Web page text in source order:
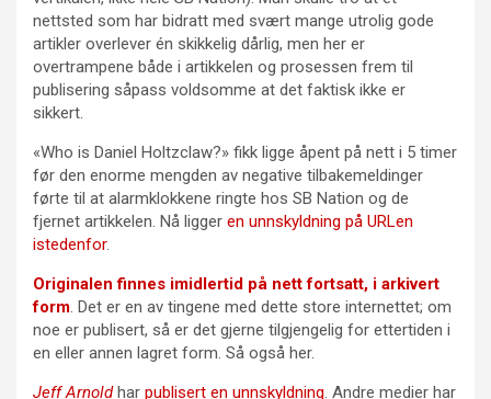
nettsted som har bidratt med svært mange utrolig gode
artikler overlever én skikkelig dårlig, men her er
overtrampene både i artikkelen og prosessen frem til
publisering såpass voldsomme at det faktisk ikke er
sikkert.
«Who is Daniel Holtzclaw?» fikk ligge åpent på nett i 5 timer
før den enorme mengden av negative tilbakemeldinger
førte til at alarmklokkene ringte hos SB Nation og de
fjernet artikkelen. Nå ligger en unnskyldning på URLen
istedenfor.
Originalen finnes imidlertid på nett fortsatt, i arkivert
form. Det er en av tingene med dette store internettet; om
noe er publisert, så er det gjerne tilgjengelig for ettertiden i
en eller annen lagret form. Så også her.
Jeff Arnoldhar publisert en unnskyldning. Andre medier har